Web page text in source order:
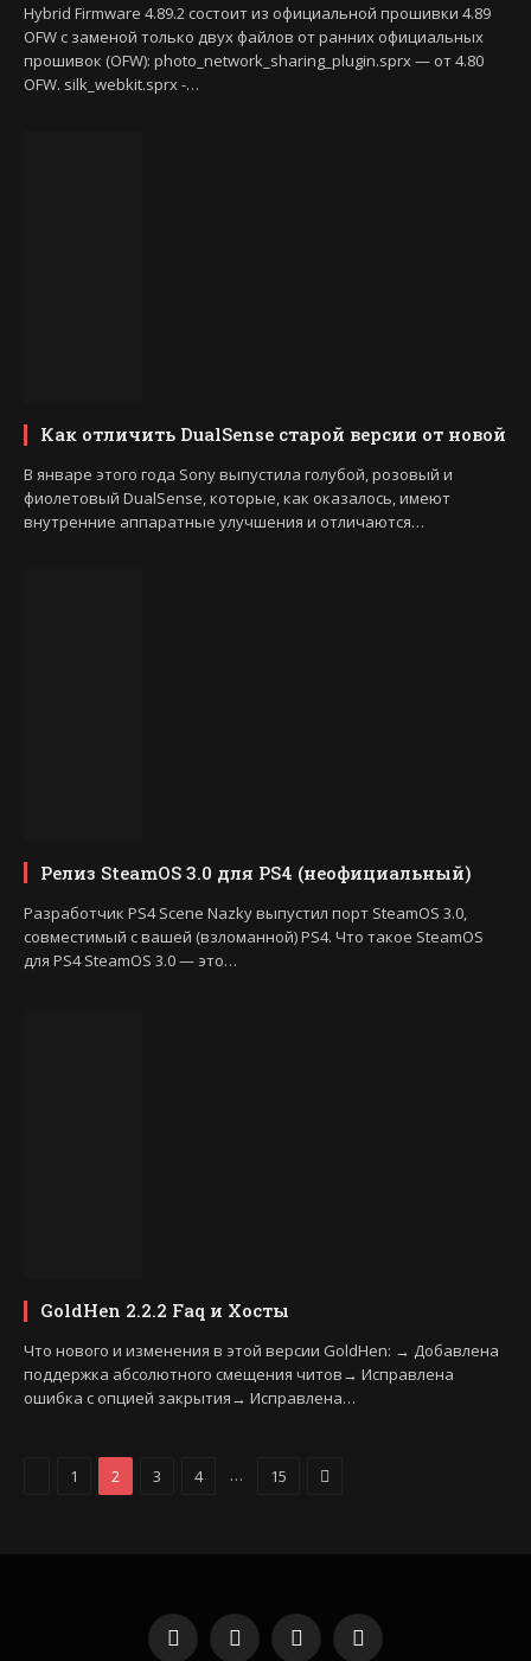
Hybrid Firmware 4.89.2 состоит из официальной прошивки 4.89
OFW с заменой только двух файлов от ранних официальных
прошивок (OFW): photo_network_sharing_plugin.sprx — от 4.80
OFW. silk_webkit.sprx -…
Как отличить DualSense старой версии от новой
В январе этого года Sony выпустила голубой, розовый и
фиолетовый DualSense, которые, как оказалось, имеют
внутренние аппаратные улучшения и отличаются…
Релиз SteamOS 3.0 для PS4 (неофициальный)
Разработчик PS4 Scene Nazky выпустил порт SteamOS 3.0,
совместимый с вашей (взломанной) PS4. Что такое SteamOS
для PS4 SteamOS 3.0 — это…
GoldHen 2.2.2 Faq и Хосты
Что нового и изменения в этой версии GoldHen: → Добавлена
поддержка абсолютного смещения читов→ Исправлена
ошибка с опцией закрытия→ Исправлена…
Previous
1 2 3 4 … 15 Next
VKontakteYouTubeInstagramTelegram